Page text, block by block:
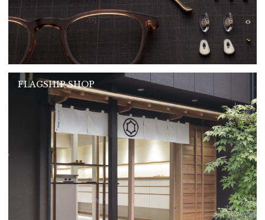
FLAGSHIP SHOP